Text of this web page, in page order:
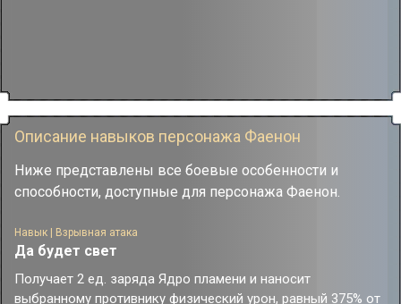
Описание навыков персонажа Фаенон
Ниже представлены все боевые особенности и
способности, доступные для персонажа Фаенон.
Навык | Взрывная атака
Да будет свет
Получает 2 ед. заряда Ядро пламени и наносит
выбранному противнику физический урон, равный 375% от